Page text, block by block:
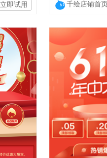
立即试用
千绘店铺首页